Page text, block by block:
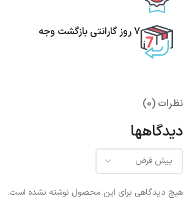
7 روز گارانتی بازگشت وجه
نظرات (0)
دیدگاهها
هیچ دیدگاهی برای این محصول نوشته نشده است.